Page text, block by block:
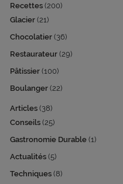
Recettes (200)
Glacier (21)
Chocolatier (36)
Restaurateur (29)
Pâtissier (100)
Boulanger (22)
Articles (38)
Conseils (25)
Gastronomie Durable (1)
Actualités (5)
Techniques (8)